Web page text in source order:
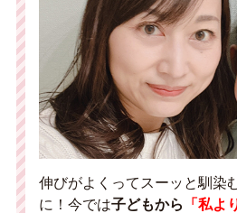
伸びがよくってスーッと馴染
に！今では子どもから 「私よ